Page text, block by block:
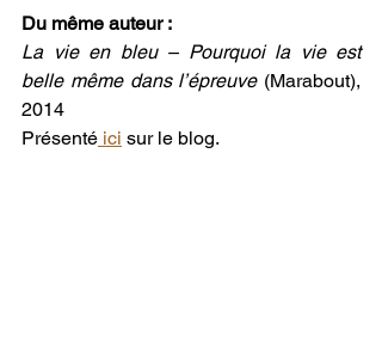
Du même auteur :
La vie en bleu – Pourquoi la vie est
belle même dans l’épreuve (Marabout),
2014
Présenté ici sur le blog.